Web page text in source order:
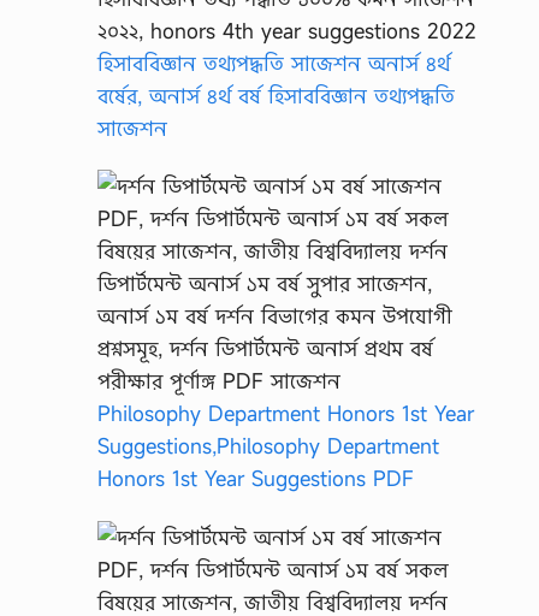
হিসাববিজ্ঞান তথ্যপদ্ধতি সাজেশন অনার্স ৪র্থ
বর্ষের, অনার্স ৪র্থ বর্ষ হিসাববিজ্ঞান তথ্যপদ্ধতি
সাজেশন
Philosophy Department Honors 1st Year
Suggestions,Philosophy Department
Honors 1st Year Suggestions PDF